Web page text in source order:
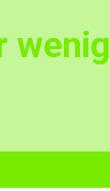
wenig